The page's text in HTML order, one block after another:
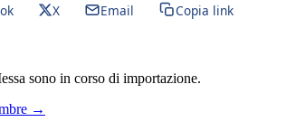
X Email Copia link
sono in corso di importazione.
→